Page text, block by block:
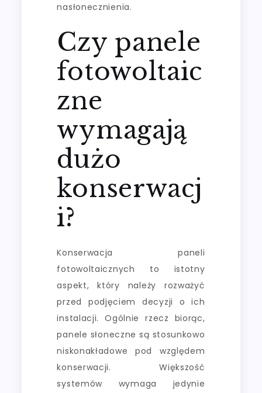
nasłonecznienia.
Czy panele
fotowoltaic
zne
wymagają
dużo
konserwacj
i?
Konserwacja paneli
fotowoltaicznych to istotny
aspekt, który należy rozważyć
przed podjęciem decyzji o ich
instalacji. Ogólnie rzecz biorąc,
panele słoneczne są stosunkowo
niskonakładowe pod względem
konserwacji. Większość
systemów wymaga jedynie